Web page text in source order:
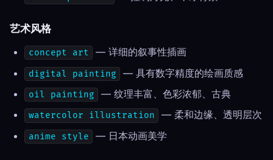
艺术风格
concept art — 详细的叙事性插画
digital painting — 具有数字精度的绘画质感
oil painting — 纹理丰富、色彩浓郁、古典
watercolor illustration — 柔和边缘、透明层次
anime style — 日本动画美学